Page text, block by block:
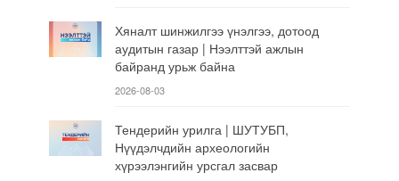
Хяналт шинжилгээ үнэлгээ, дотоод
аудитын газар | Нээлттэй ажлын
байранд урьж байна
2026-08-03
Тендерийн урилга | ШУТУБП,
Нүүдэлчдийн археологийн
хүрээлэнгийн урсгал засвар